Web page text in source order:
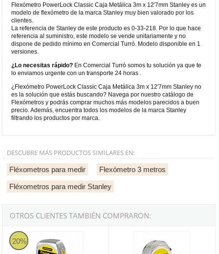
Flexómetro PowerLock Classic Caja Metálica 3m x 12'7mm Stanley es un
modelo de flexómetro de la marca Stanley muy bien valorado por los
clientes.
La referencia de Stanley de este producto es 0-33-218. Por lo que hace
referencia al suministro, este modelo se vende unitariamente y no
dispone de pedido mínimo en Comercial Turró. Modelo disponible en 1
versiones.
¿Lo necesitas rápido? En Comercial Turró somos tu solución ya que te
lo enviamos urgente con un transporte 24 horas .
¿Flexómetro PowerLock Classic Caja Metálica 3m x 12'7mm Stanley no
es la solución que estás buscando? Navega por nuestro catálogo de
Flexómetros y podrás comprar muchos más modelos parecidos a buen
precio. Además, encuentra todos los modelos de la marca Stanley
filtrando los productos por marca.
DESCUBRE MÁS PRODUCTOS SIMILARES EN:
Fléxometros para medir Flexómetro 3 metros
Fléxometros para medir Stanley
OTROS CLIENTES TAMBIÉN COMPRARON:
20%
Flexómetro PowerLock Classic ABS 5m x 19mm Stanley